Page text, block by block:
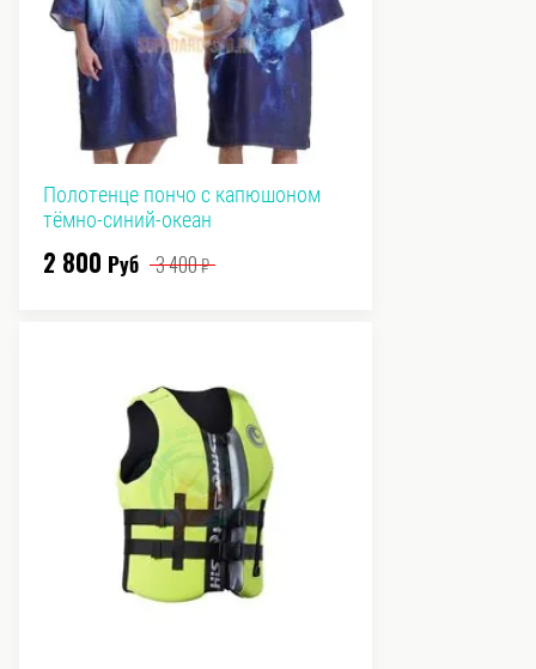
Полотенце пончо с капюшоном
тёмно-синий-океан
2 800 Руб 3 400₽